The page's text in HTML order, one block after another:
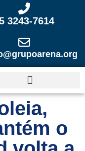
3243-7614
o